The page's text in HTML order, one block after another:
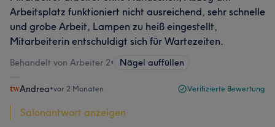
Arbeitsplatz funktioniert nicht ausreichend, sehr schnelle
und grobe Arbeit, Lampen zu heiß eingestellt,
Mitarbeiterin entschuldigt sich für Wartezeiten.
Behandelt von Arbeiter 2• Nägel auffüllen
Andrea•vor 2 Monaten Verifizierte Bewertung
Salonantwort anzeigen